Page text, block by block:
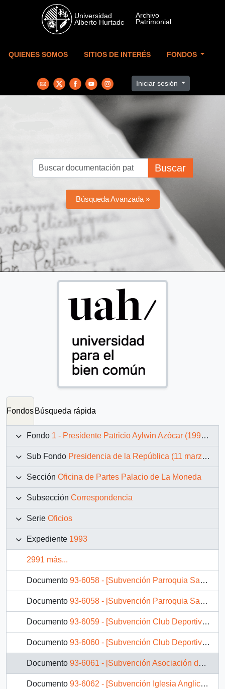
Skip to main content
QUIENES SOMOS SITIOS DE INTERÉS FONDOS
Iniciar sesión
Buscar
Búsqueda Avanzada »
Fondos Búsqueda rápida
Fondo 1 - Presidente Patricio Aylwin Azócar (1990-1994)
Sub Fondo Presidencia de la República (11 marzo 1990 – 11 marzo 1994)
Sección Oficina de Partes Palacio de La Moneda
Subsección Correspondencia
Serie Oficios
Expediente 1993
2991 más...
Documento 93-6058 - [Subvención Parroquia Santa Cruz de Mayo]
Documento 93-6058 - [Subvención Parroquia Santa Cruz de Mayo]
Documento 93-6059 - [Subvención Club Deportivo Huracán Retiro]
Documento 93-6060 - [Subvención Club Deportivo Estrella Azul Retiro]
Documento 93-6061 - [Subvención Asociación de Fútbol Retiro]
Documento 93-6062 - [Subvención Iglesia Anglicana de Chile]